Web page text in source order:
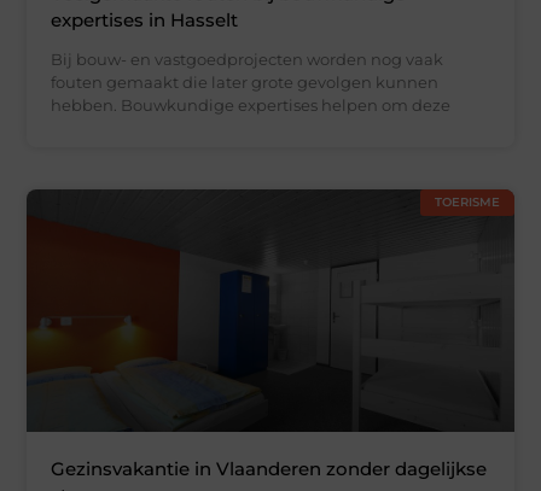
expertises in Hasselt
Bij bouw- en vastgoedprojecten worden nog vaak
fouten gemaakt die later grote gevolgen kunnen
hebben. Bouwkundige expertises helpen om deze
TOERISME
Gezinsvakantie in Vlaanderen zonder dagelijkse